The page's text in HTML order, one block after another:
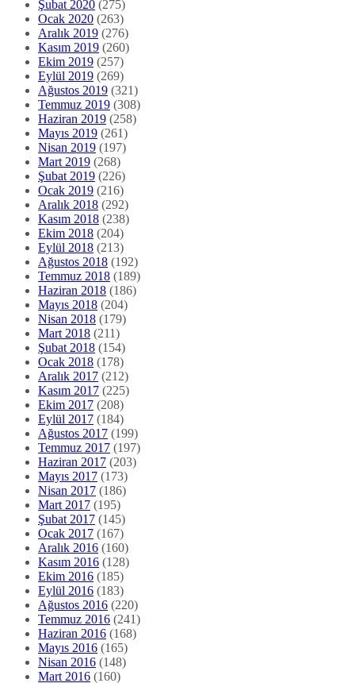
Şubat 2020 (275)
Ocak 2020 (263)
Aralık 2019 (276)
Kasım 2019 (260)
Ekim 2019 (257)
Eylül 2019 (269)
Ağustos 2019 (321)
Temmuz 2019 (308)
Haziran 2019 (258)
Mayıs 2019 (261)
Nisan 2019 (197)
Mart 2019 (268)
Şubat 2019 (226)
Ocak 2019 (216)
Aralık 2018 (292)
Kasım 2018 (238)
Ekim 2018 (204)
Eylül 2018 (213)
Ağustos 2018 (192)
Temmuz 2018 (189)
Haziran 2018 (186)
Mayıs 2018 (204)
Nisan 2018 (179)
Mart 2018 (211)
Şubat 2018 (154)
Ocak 2018 (178)
Aralık 2017 (212)
Kasım 2017 (225)
Ekim 2017 (208)
Eylül 2017 (184)
Ağustos 2017 (199)
Temmuz 2017 (197)
Haziran 2017 (203)
Mayıs 2017 (173)
Nisan 2017 (186)
Mart 2017 (195)
Şubat 2017 (145)
Ocak 2017 (167)
Aralık 2016 (160)
Kasım 2016 (128)
Ekim 2016 (185)
Eylül 2016 (183)
Ağustos 2016 (220)
Temmuz 2016 (241)
Haziran 2016 (168)
Mayıs 2016 (165)
Nisan 2016 (148)
Mart 2016 (160)